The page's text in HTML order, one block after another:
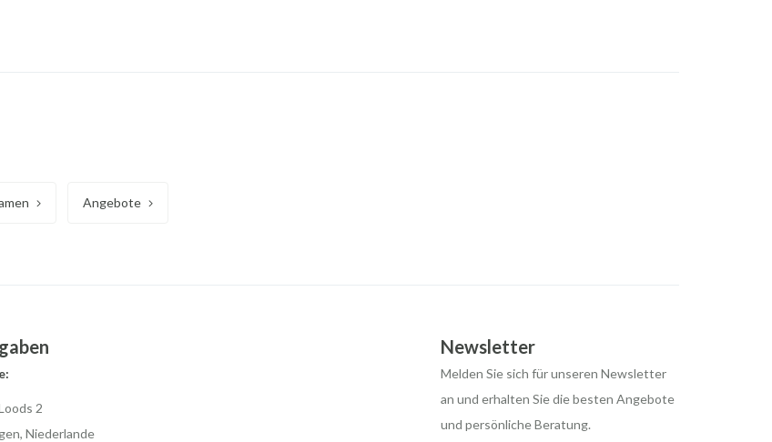
Angebote
2
Niederlande
Newsletter
Melden Sie sich für unseren Newsletter
an und erhalten Sie die besten Angebote
und persönliche Beratung.